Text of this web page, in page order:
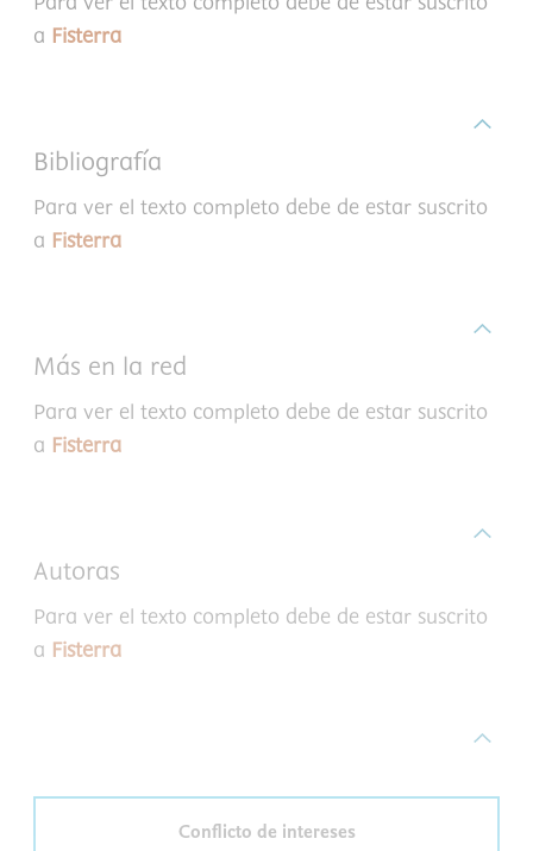
a Fisterra
Bibliografía
Para ver el texto completo debe de estar suscrito
a Fisterra
Más en la red
Para ver el texto completo debe de estar suscrito
a Fisterra
Autoras
Para ver el texto completo debe de estar suscrito
a Fisterra
Conflicto de intereses